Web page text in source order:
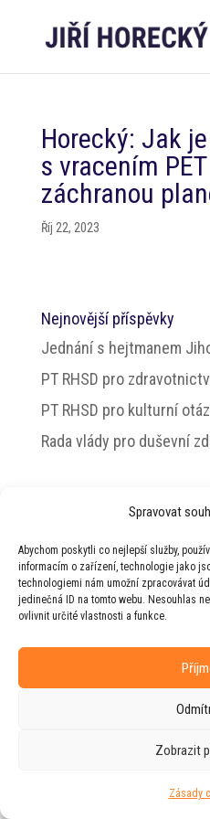
Spravovat
Abychom poskytli co nejlepší služby,
informacím o zařízení, technologie jako
technologiemi nám umožní zpracovávat
jedinečná ID na tomto webu. Nesouhlas
ovlivnit určité vlastnosti a funkce.
Zobrazit
Zásady
Horecký: Jak
s vracením
záchranou
Říj 22, 2023
Nejnovější příspěvky
Jednání s hejtmanem
PT RHSD pro
PT RHSD pro kulturní
Rada vlády pro duševní
Web vytvořila firma
agenturou